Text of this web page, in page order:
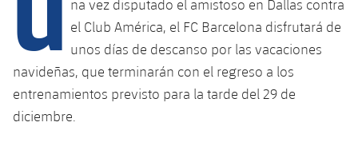
plusicon
más
Instalaciones
SUB13
SUB12
SUB11 A
SUB13 B
SUB12 C
SUB11 C
Gameday Shows
Resultados
Base
Barça Atlètic
Junior
Cadete A
Campus Verano
PLUSICON
MÁS
Primer Equipo
plusicon
más
na vez disputado el amistoso en Dallas contra
el Club América, el FC Barcelona disfrutará de
unos días de descanso por las vacaciones
navideñas, que terminarán con el regreso a los
entrenamientos previsto para la tarde del 29 de
diciembre.